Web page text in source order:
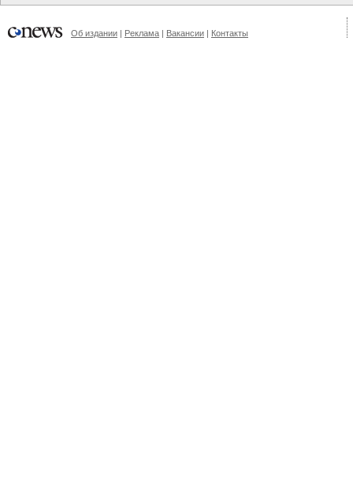
Об издании | Реклама | Вакансии | Контакты